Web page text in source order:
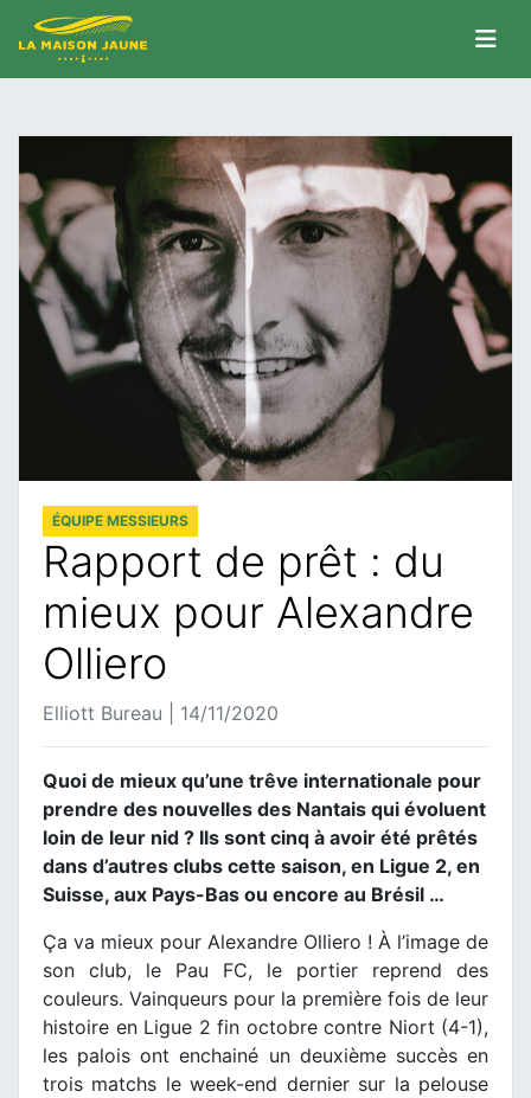
ÉQUIPE MESSIEURS
Rapport de prêt : du
mieux pour Alexandre
Olliero
Elliott Bureau | 14/11/2020
Quoi de mieux qu’une trêve internationale pour
prendre des nouvelles des Nantais qui évoluent
loin de leur nid ? Ils sont cinq à avoir été prêtés
dans d’autres clubs cette saison, en Ligue 2, en
Suisse, aux Pays-Bas ou encore au Brésil …
Ça va mieux pour Alexandre Olliero ! À l’image de
son club, le Pau FC, le portier reprend des
couleurs. Vainqueurs pour la première fois de leur
histoire en Ligue 2 fin octobre contre Niort (4-1),
les palois ont enchainé un deuxième succès en
trois matchs le week-end dernier sur la pelouse